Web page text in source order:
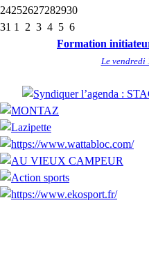
24252627282930
31 1 2 3 4 5 6
Formation
Le vendredi